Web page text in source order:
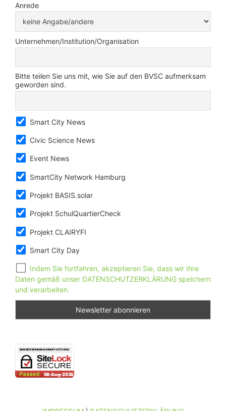
Anrede
Unternehmen/Institution/Organisation
Bitte teilen Sie uns mit, wie Sie auf den BVSC aufmerksam
geworden sind.
Smart City News
Civic Science News
Event News
SmartCity Network Hamburg
Projekt BASIS.solar
Projekt SchulQuartierCheck
Projekt CLAIRYFI
Smart City Day
Indem Sie fortfahren, akzeptieren Sie, dass wir Ihre
Daten gemäß unser DATENSCHUTZERKLÄRUNG speichern
und verarbeiten.